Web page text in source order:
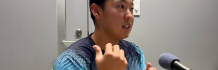
でもまだ若いですから。森保監督は“リバウンドメンタリテ
ィ”という言葉をよく使いますけど、何かうまくいかなかった
後のリアクションがすごく重要で、今後そこを塩貝選手は試
されるのかなと思いますし、その期待に応えるだけのものを
持っている選手だと思いますから、良いエネルギーに変えて
もらいたいなと思います。
ですが、3月9日に手術をさせていただいた。痛いままプレー
をしていても成績も上がらないですし、自分としても不安を
抱えながらプレーをするのは嫌だったので、できるだけ早く
手術をして、早く復帰ができるようにというので決断しまし